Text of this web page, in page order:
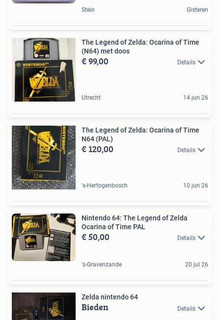
Stein Gisteren
The Legend of Zelda: Ocarina of Time
(N64) met doos
€ 99,00 Details
Utrecht 14 jun 26
The Legend of Zelda: Ocarina of Time
N64 (PAL)
€ 120,00 Details
's-Hertogenbosch 10 jun 26
Nintendo 64: The Legend of Zelda
Ocarina of Time PAL
€ 50,00 Details
's-Gravenzande 20 jul 26
Zelda nintendo 64
Bieden Details